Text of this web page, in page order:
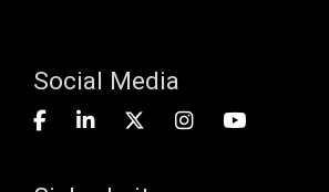
Social Media